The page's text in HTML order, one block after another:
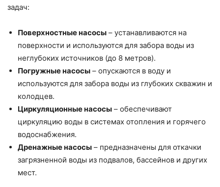
задач:
Поверхностные насосы – устанавливаются на
поверхности и используются для забора воды из
неглубоких источников (до 8 метров).
Погружные насосы – опускаются в воду и
используются для забора воды из глубоких скважин и
колодцев.
Циркуляционные насосы – обеспечивают
циркуляцию воды в системах отопления и горячего
водоснабжения.
Дренажные насосы – предназначены для откачки
загрязненной воды из подвалов, бассейнов и других
мест.